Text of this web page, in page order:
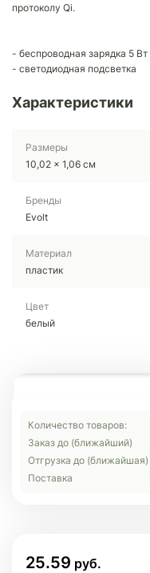
протоколу Qi.
- беспроводная зарядка 5 Вт
- светодиодная подсветка
Характеристики
Размеры
10,02 x 1,06 см
Бренды
Evolt
Материал
пластик
Цвет
белый
Количество товаров:
Заказ до (ближайший)
Отгрузка до (ближайшая)
Поставка
25.59